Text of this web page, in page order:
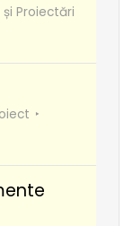
și Proiectări